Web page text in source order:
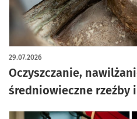
Oczyszczanie,
średniowieczne rzeźby
29.07.2026
artykuł z galerią zdjęć